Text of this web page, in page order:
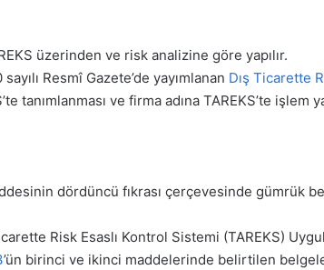
üzerinden ve risk analizine göre yapılır.
Resmî Gazete’de yayımlanan Dış Ticarette
tanımlanması ve firma adına TAREKS’te işlem
dördüncü fıkrası çerçevesinde gümrük
Risk Esaslı Kontrol Sistemi (TAREKS)
’ün birinci ve ikinci maddelerinde belirtilen